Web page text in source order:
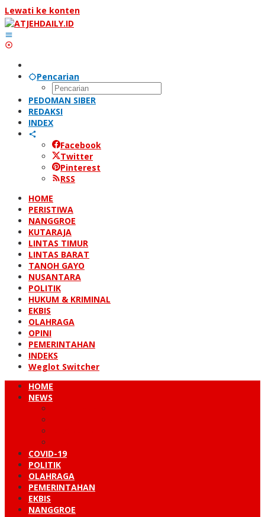
Lewati ke konten
Pencarian
PEDOMAN SIBER
REDAKSI
INDEX
Facebook
Twitter
Pinterest
RSS
HOME
PERISTIWA
NANGGROE
KUTARAJA
LINTAS TIMUR
LINTAS BARAT
TANOH GAYO
NUSANTARA
POLITIK
HUKUM & KRIMINAL
EKBIS
OLAHRAGA
OPINI
PEMERINTAHAN
INDEKS
Weglot Switcher
HOME
NEWS
COVID-19
POLITIK
OLAHRAGA
PEMERINTAHAN
EKBIS
NANGGROE